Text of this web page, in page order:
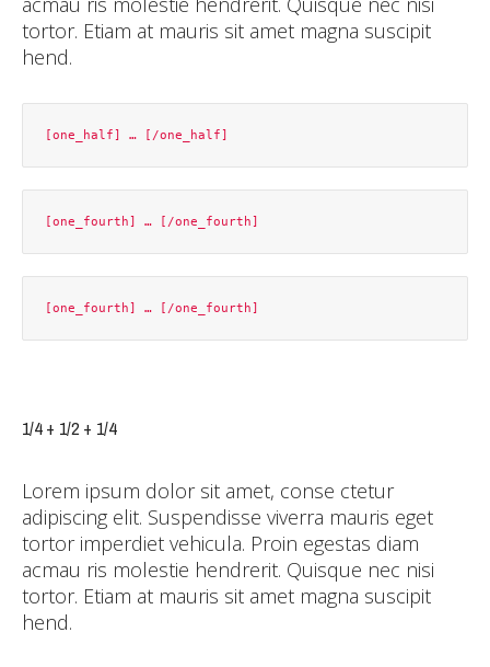
tortor. Etiam at mauris sit amet magna suscipit
hend.
1/4 + 1/2 + 1/4
Lorem ipsum dolor sit amet, conse ctetur
adipiscing elit. Suspendisse viverra mauris eget
tortor imperdiet vehicula. Proin egestas diam
acmau ris molestie hendrerit. Quisque nec nisi
tortor. Etiam at mauris sit amet magna suscipit
hend.